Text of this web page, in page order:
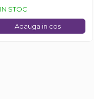
IN STOC
Adauga in cos